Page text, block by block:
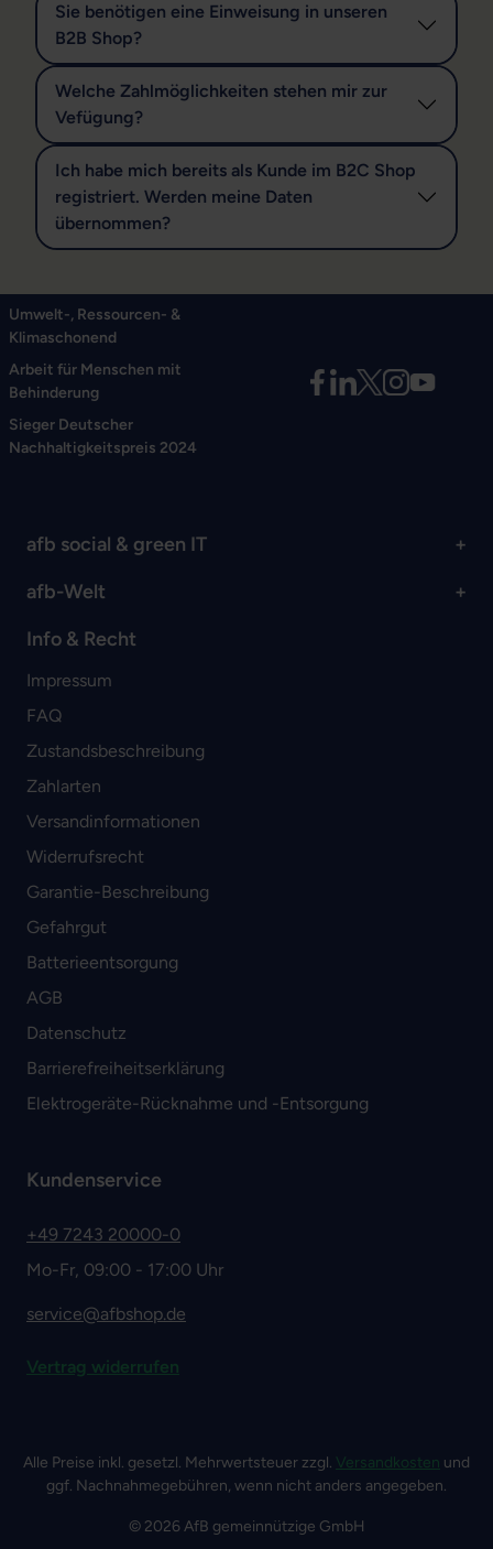
Sie benötigen eine Einweisung in unseren
B2B Shop?
Welche Zahlmöglichkeiten stehen mir zur
Vefügung?
Ich habe mich bereits als Kunde im B2C Shop
registriert. Werden meine Daten
übernommen?
Umwelt-, Ressourcen- &
Klimaschonend
Arbeit für Menschen mit
Behinderung
Sieger Deutscher
Nachhaltigkeitspreis 2024
afb social & green IT
afb-Welt
Info & Recht
Impressum
FAQ
Zustandsbeschreibung
Zahlarten
Versandinformationen
Widerrufsrecht
Garantie-Beschreibung
Gefahrgut
Batterieentsorgung
AGB
Datenschutz
Barrierefreiheitserklärung
Elektrogeräte-Rücknahme und -Entsorgung
Kundenservice
+49 7243 20000-0
Mo-Fr, 09:00 - 17:00 Uhr
service@afbshop.de
Vertrag widerrufen
Alle Preise inkl. gesetzl. Mehrwertsteuer zzgl. Versandkosten und
ggf. Nachnahmegebühren, wenn nicht anders angegeben.
© 2026 AfB gemeinnützige GmbH